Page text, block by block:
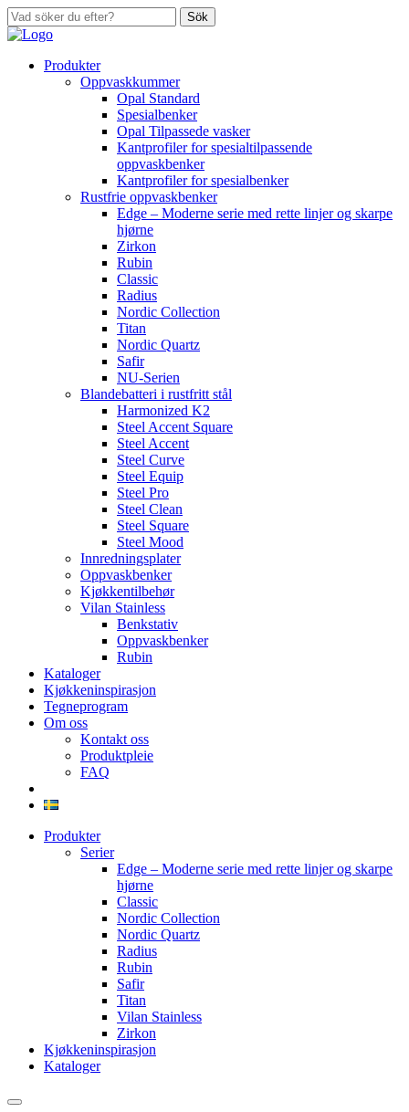
Sök
Produkter
Oppvaskkummer
Opal Standard
Spesialbenker
Opal Tilpassede vasker
Kantprofiler for spesialtilpassende
oppvaskbenker
Kantprofiler for spesialbenker
Rustfrie oppvaskbenker
Edge – Moderne serie med rette linjer og skarpe
hjørne
Zirkon
Rubin
Classic
Radius
Nordic Collection
Titan
Nordic Quartz
Safir
NU-Serien
Blandebatteri i rustfritt stål
Harmonized K2
Steel Accent Square
Steel Accent
Steel Curve
Steel Equip
Steel Pro
Steel Clean
Steel Square
Steel Mood
Innredningsplater
Oppvaskbenker
Kjøkkentilbehør
Vilan Stainless
Benkstativ
Oppvaskbenker
Rubin
Kataloger
Kjøkkeninspirasjon
Tegneprogram
Om oss
Kontakt oss
Produktpleie
FAQ
Produkter
Serier
Edge – Moderne serie med rette linjer og skarpe
hjørne
Classic
Nordic Collection
Nordic Quartz
Radius
Rubin
Safir
Titan
Vilan Stainless
Zirkon
Kjøkkeninspirasjon
Kataloger